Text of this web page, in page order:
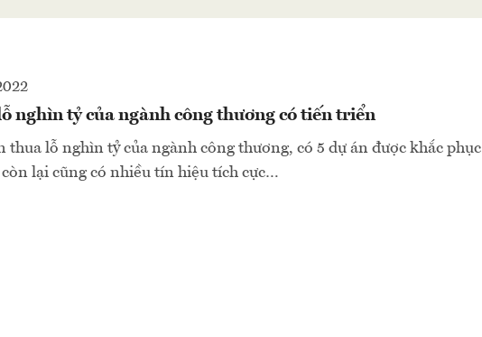
nghìn tỷ của ngành công thương có tiến triển
thua lỗ nghìn tỷ của ngành công thương, có 5 dự án được khắc phục
còn lại cũng có nhiều tín hiệu tích cực…